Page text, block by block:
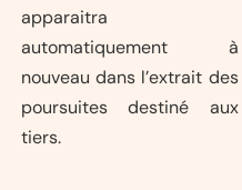
apparaitra
automatiquement à
nouveau dans l’extrait des
poursuites destiné aux
tiers.